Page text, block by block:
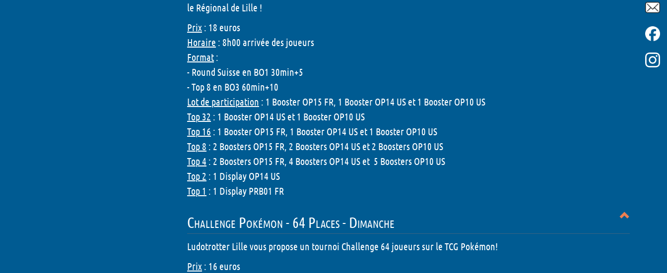
le Régional de Lille !
Prix : 18 euros
Horaire : 8h00 arrivée des joueurs
Format :
- Round Suisse en BO1 30min+5
- Top 8 en BO3 60min+10
Lot de participation : 1 Booster OP15 FR, 1 Booster OP14 US et 1 Booster OP10 US
Top 32 : 1 Booster OP14 US et 1 Booster OP10 US
Top 16 : 1 Booster OP15 FR, 1 Booster OP14 US et 1 Booster OP10 US
Top 8 : 2 Boosters OP15 FR, 2 Boosters OP14 US et 2 Boosters OP10 US
Top 4 : 2 Boosters OP15 FR, 4 Boosters OP14 US et 5 Boosters OP10 US
Top 2 : 1 Display OP14 US
Top 1 : 1 Display PRB01 FR
Challenge Pokémon - 64 Places - Dimanche
Ludotrotter Lille vous propose un tournoi Challenge 64 joueurs sur le TCG Pokémon!
Prix : 16 euros